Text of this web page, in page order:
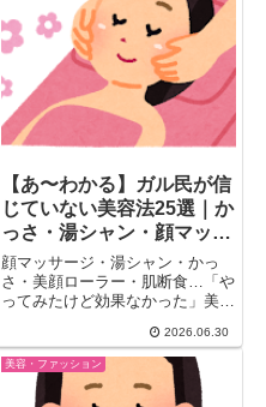
【あ〜わかる】ガル民が信
じていない美容法25選｜か
っさ・湯シャン・顔マッサ
ージは逆効果？
顔マッサージ・湯シャン・かっ
さ・美顔ローラー・肌断食…「や
ってみたけど効果なかった」美容
でぶっちゃけ。かっさは逆効果？
湯シャンは日本に合わない？
30〜50代女性のリアルな体験談
まとめ。
2026.06.30
美容・ファッション